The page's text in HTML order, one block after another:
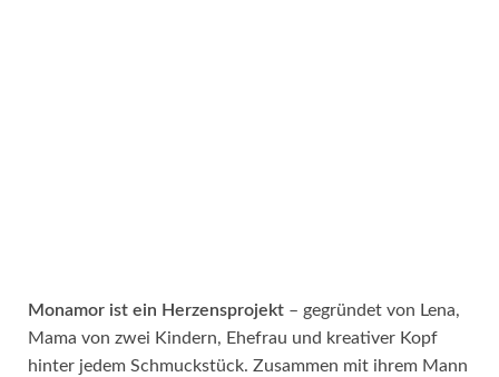
Monamor ist ein Herzensprojekt – gegründet von Lena,
Mama von zwei Kindern, Ehefrau und kreativer Kopf
hinter jedem Schmuckstück. Zusammen mit ihrem Mann